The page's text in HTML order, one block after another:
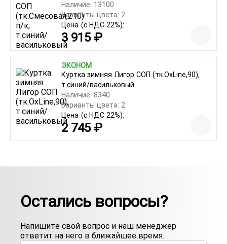
Наличие: 13100
Варианты цвета: 2
Цена (с НДС 22%):
3 915 ₽
ЭКОНОМ
Куртка зимняя Лигор СОП (тк.OxLine,90),
т.синий/васильковый
Наличие: 8340
Варианты цвета: 2
Цена (с НДС 22%):
2 745 ₽
Остались вопросы?
Напишите свой вопрос и наш менеджер
ответит на него в ближайшее время.